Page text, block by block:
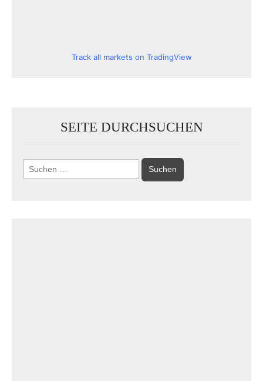
Track all markets on TradingView
SEITE DURCHSUCHEN
Suchen
nach: